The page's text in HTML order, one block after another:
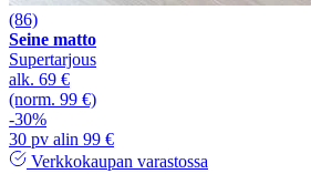
(86)
Seine matto
Supertarjous
alk. 69 €
(norm. 99 €)
-30%
30 pv alin 99 €
Verkkokaupan varastossa